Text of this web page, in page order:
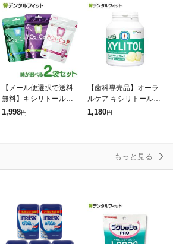
【メール便選択で送料
無料】キシリトールガ
ム 歯科専用 ポスカ・エ
1,998円
【歯科専売品】オーラ
ルケア キシリトールガ
ム ボトルタイプ アップ
1,180円
もっと見る